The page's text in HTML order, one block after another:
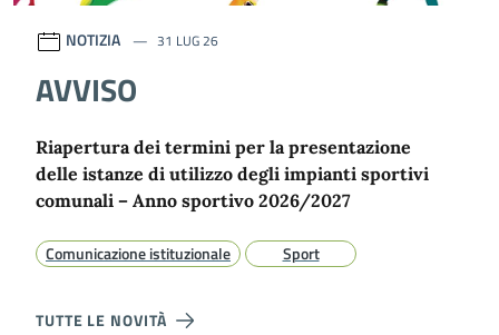
NOTIZIA 31 LUG 26
AVVISO
Riapertura dei termini per la presentazione
delle istanze di utilizzo degli impianti sportivi
comunali – Anno sportivo 2026/2027
Comunicazione istituzionale Sport
TUTTE LE NOVITÀ